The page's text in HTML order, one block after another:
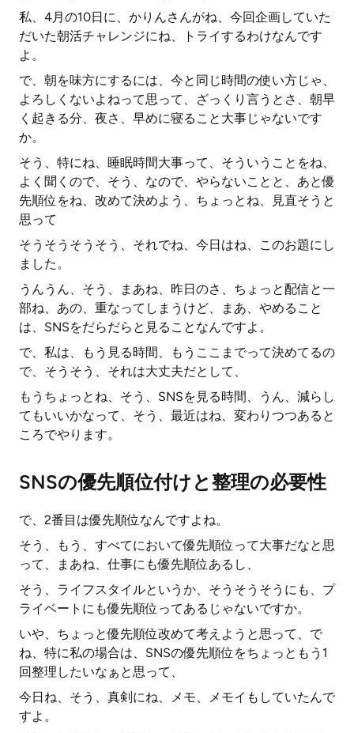
私、4月の10日に、かりんさんがね、今回企画していた
だいた朝活チャレンジにね、トライするわけなんです
よ。
で、朝を味方にするには、今と同じ時間の使い方じゃ、
よろしくないよねって思って、ざっくり言うとさ、朝早
く起きる分、夜さ、早めに寝ること大事じゃないです
か。
そう、特にね、睡眠時間大事って、そういうことをね、
よく聞くので、そう、なので、やらないことと、あと優
先順位をね、改めて決めよう、ちょっとね、見直そうと
思って
そうそうそうそう、それでね、今日はね、このお題にし
ました。
うんうん、そう、まあね、昨日のさ、ちょっと配信と一
部ね、あの、重なってしまうけど、まあ、やめること
は、SNSをだらだらと見ることなんですよ。
で、私は、もう見る時間、もうここまでって決めてるの
で、そうそう、それは大丈夫だとして、
もうちょっとね、そう、SNSを見る時間、うん、減らし
てもいいかなって、そう、最近はね、変わりつつあると
ころでやります。
SNSの優先順位付けと整理の必要性
で、2番目は優先順位なんですよね。
そう、もう、すべてにおいて優先順位って大事だなと思
って、まあね、仕事にも優先順位あるし、
そう、ライフスタイルというか、そうそうそうにも、プ
ライベートにも優先順位ってあるじゃないですか。
いや、ちょっと優先順位改めて考えようと思って、で
ね、特に私の場合は、SNSの優先順位をちょっともう1
回整理したいなぁと思って、
今日ね、そう、真剣にね、メモ、メモイもしていたんで
すよ。